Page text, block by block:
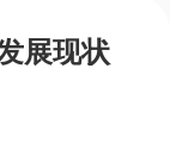
展现状